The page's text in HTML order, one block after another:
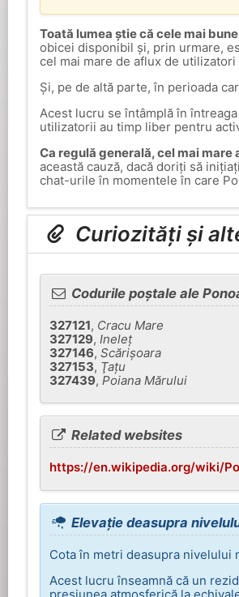
Toată lumea știe că cele mai
obicei disponibil și, prin urmare,
cel mai mare de aflux de
Și, pe de altă parte, în perioada
Acest lucru se întâmplă în
utilizatorii au timp liber pentru
Ca regulă generală, cel mai
această cauză, dacă doriți să
chat-urile în momentele în care
Curiozități și
Codurile poștale ale
327121, Cracu Mare
327129, Ineleţ
327146, Scărişoara
327153, Ţaţu
327439, Poiana Mărului
Related websites
https://en.wikipedia.org/wiki/
Elevație deasupra
Cota în metri deasupra nivelului
Acest lucru înseamnă că un
presiunea atmosferică la